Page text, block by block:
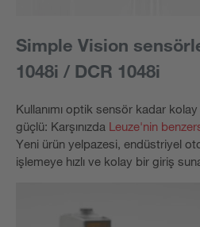
Simple Vision
1048i / DCR 1048i
Kullanımı optik sensör kadar
güçlü: Karşınızda Leuze'nin
Yeni ürün yelpazesi, endüstriyel
işlemeye hızlı ve kolay bir giriş